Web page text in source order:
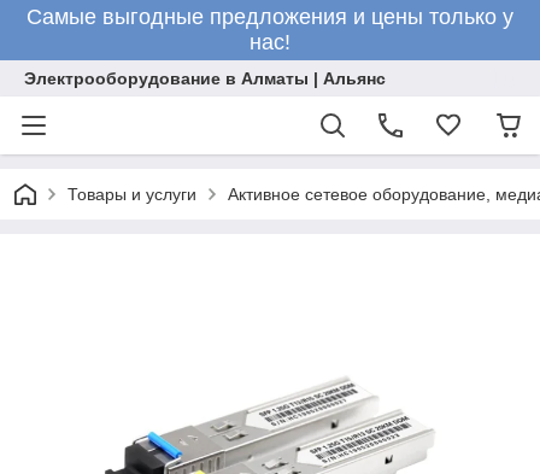
Самые выгодные предложения и цены только у
нас!
Электрооборудование в Алматы | Альянс
Товары и услуги Активное сетевое оборудование,